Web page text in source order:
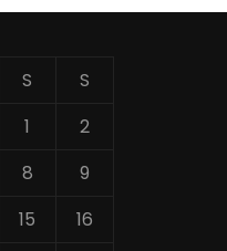
S
S
1
2
8
9
15
16